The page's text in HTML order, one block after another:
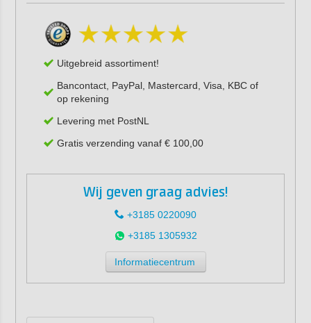
Uitgebreid assortiment!
Bancontact, PayPal, Mastercard, Visa, KBC of
op rekening
Levering met PostNL
Gratis verzending vanaf € 100,00
Wij geven graag advies!
+3185 0220090
+3185 1305932
Informatiecentrum